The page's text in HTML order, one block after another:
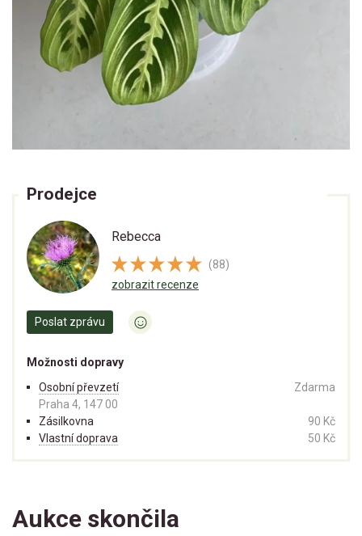
Prodejce
Rebecca
(88)
zobrazit recenze
Poslat zprávu
Možnosti dopravy
Osobní převzetí
Praha 4, 147 00
Zdarma
Zásilkovna
90 Kč
Vlastní doprava
50 Kč
Aukce skončila